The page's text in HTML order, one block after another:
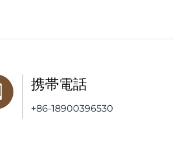
携帯電話
+86-18900396530